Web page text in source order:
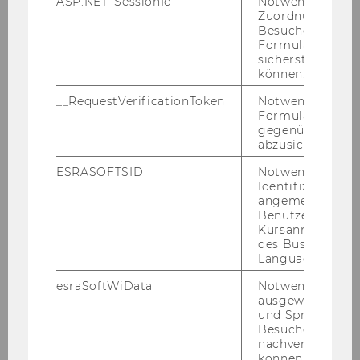
bzw. von Ver­bän­den oder NPO-​Konzernen sol­
len klar er­ken­nen kön­nen, wel­che Auf­ga­ben
sie über­neh­men sol­len und wel­che Re­geln
ein­ge­hal­ten wer­den soll­ten. Dies soll zur Ent­
las­tung der or­ga­ni­sa­ti­ons­in­ter­nen Be­schäf­ti­
gung mit Ab­läu­fen und Struk­tu­ren von Kon­trol­
Das Pro­jekt zur Er­stel­lung des NPO-​
Governance-Kodex wurde aus­schließ­lich aus
Ei­gen­in­itia­ti­ve ge­star­tet und ge­tra­gen. Die
Autor*innen freu­en sich über Hin­wei­se und
Emp­feh­lun­gen zur Über­ar­bei­tung oder Er­gän­
zung. Diese wer­den ge­sam­melt und zu­künf­tig
ein­ge­ar­bei­tet.
DOWN­LOAD: NPO-​GOVERNANCE-KODEX 2024
Zuordnung von
Besucher zu
sicherstellen zu
können.
__RequestVerificationToken
Notwendig, um
gegenüber
abzusichern.
ESRASOFTSID
Notwendig zur
Identifizierung
angemeldeten
Benutzers im
des Business
Language
esraSoftWiData
Notwendig um
ausgewählte
und
Besuchers
nachverfolgen